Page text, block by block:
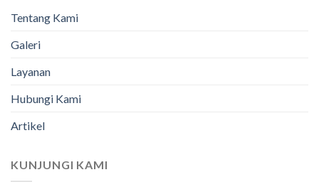
Tentang Kami
Galeri
Layanan
Hubungi Kami
Artikel
KUNJUNGI KAMI